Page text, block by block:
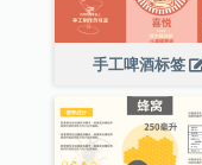
手工啤酒标签